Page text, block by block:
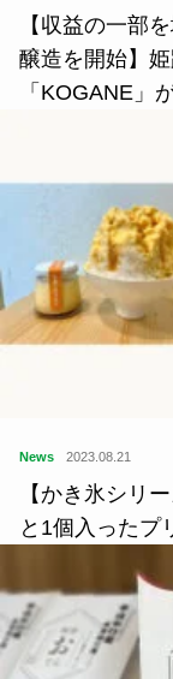
【収益の一部
醸造を開始】
「KOGANE」
News 2023.08.21
【かき氷シリ
と1個入ったプ